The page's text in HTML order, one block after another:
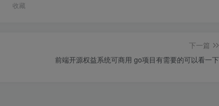
收藏
下一篇
前端开源权益系统可商用 go项目有需要的可以看一下